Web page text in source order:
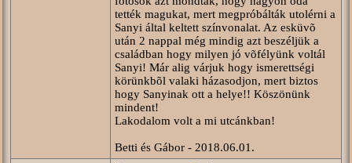
tették magukat, mert megpróbálták utolérni a
Sanyi által keltett színvonalat. Az esküvõ
után 2 nappal még mindig azt beszéljük a
családban hogy milyen jó võfélyünk voltál
Sanyi! Már alig várjuk hogy ismerettségi
körünkbõl valaki házasodjon, mert biztos
hogy Sanyinak ott a helye!! Köszönünk
mindent!
Lakodalom volt a mi utcánkban!
Betti és Gábor - 2018.06.01.